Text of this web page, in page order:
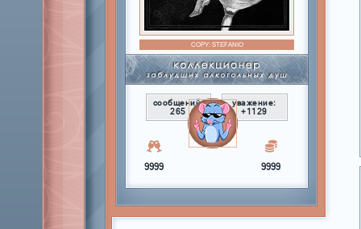
COPY:STEFANIO
сообщений:
265
уважение:
+1129
9999 9999